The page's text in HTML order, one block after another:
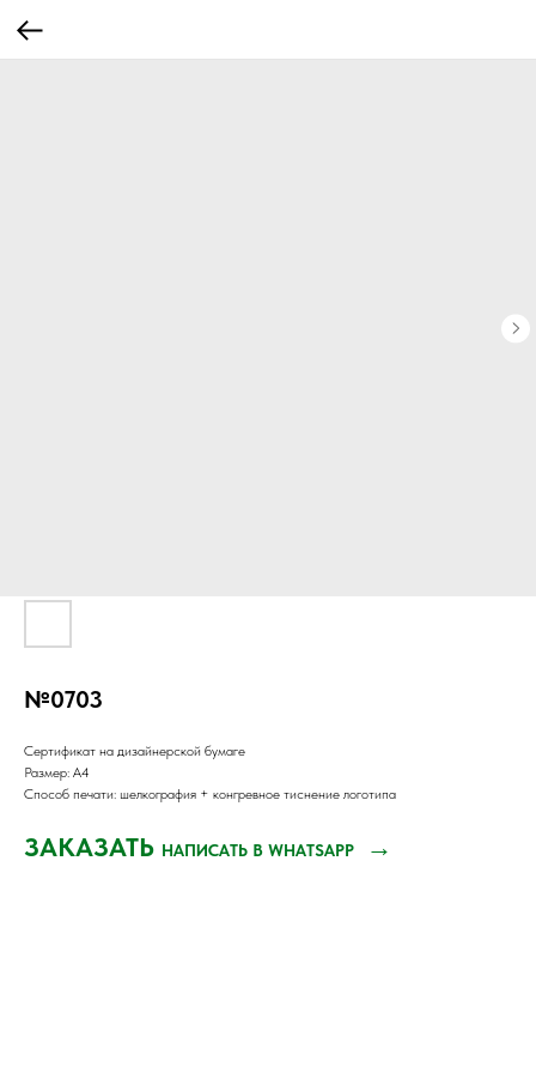
№0703
Сертификат на дизайнерской бумаге
Размер: А4
Способ печати: шелкография + конгревное тиснение логотипа
ЗАКАЗАТЬ НАПИСАТЬ В WHATSAPP →